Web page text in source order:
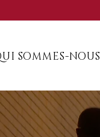
SOMMES-NOUS